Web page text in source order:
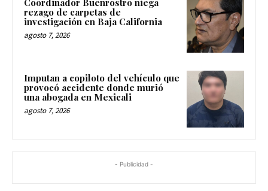
rezago de carpetas de
investigación en Baja California
agosto 7, 2026
Imputan a copiloto del vehículo que
provocó accidente donde murió
una abogada en Mexicali
agosto 7, 2026
- Publicidad -